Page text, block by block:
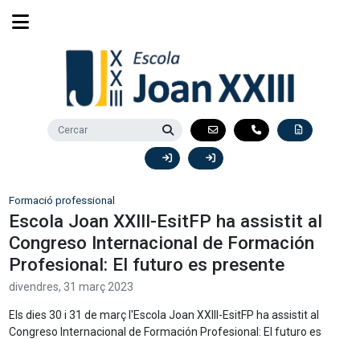
Formació professional
Escola Joan XXIII-EsitFP ha assistit al
Congreso Internacional de Formación
Profesional: El futuro es presente
divendres, 31 març 2023
Els dies 30 i 31 de març l'Escola Joan XXIII-EsitFP ha assistit al
Congreso Internacional de Formación Profesional: El futuro es